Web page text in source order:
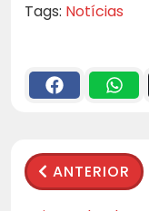
Tags: Notícias
ANTERIOR